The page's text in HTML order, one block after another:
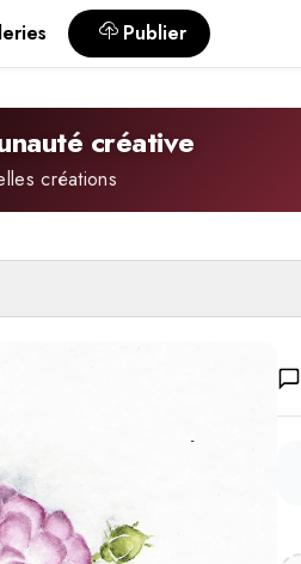
Publier
créative
créations